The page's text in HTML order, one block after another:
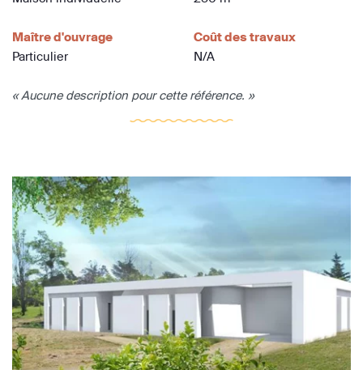
Maître d'ouvrage
Particulier
Coût des travaux
N/A
« Aucune description pour cette référence. »